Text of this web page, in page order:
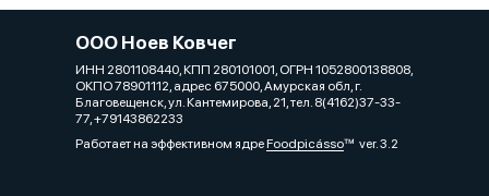
ООО Ноев Ковчег
ИНН 2801108440, КПП 280101001, ОГРН 1052800138808,
ОКПО 78901112, адрес 675000, Амурская обл, г.
Благовещенск, ул. Кантемирова, 21, тел. 8(4162)37-33-
77, +79143862233
Работает на эффективном ядреFoodpicássover. 3.2